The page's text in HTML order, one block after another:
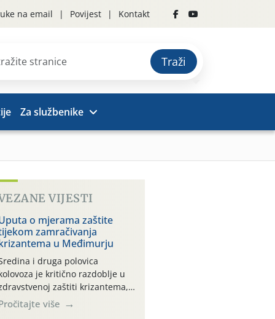
na email Povijest Kontakt
Traži
Za službenike
VIJESTI
o mjerama zaštite
zamračivanja
u Međimurju
i druga polovica
je kritično razdoblje u
zaštiti krizantema,
prije zamračivanja u proteklom
smo mjesecu tri puta upućivali
više